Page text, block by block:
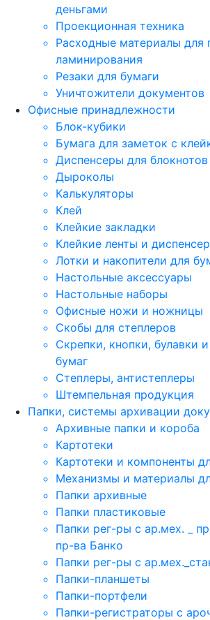
деньгами
Проекционная техника
Расходные материалы для
ламинирования
Резаки для бумаги
Уничтожители документов
Офисные принадлежности
Блок-кубики
Бумага для заметок с
Диспенсеры для блокнотов
Дыроколы
Калькуляторы
Клей
Клейкие закладки
Клейкие ленты и
Лотки и накопители для
Настольные аксессуары
Настольные наборы
Офисные ножи и ножницы
Скобы для степлеров
Скрепки, кнопки, булавки
бумаг
Степлеры, антистеплеры
Штемпельная продукция
Папки, системы архивации
Архивные папки и короба
Картотеки
Картотеки и компоненты
Механизмы и материалы
Папки архивные
Папки пластиковые
Папки рег-ры с ар.мех. _
пр-ва Банко
Папки рег-ры с
Папки-планшеты
Папки-портфели
Папки-регистраторы с